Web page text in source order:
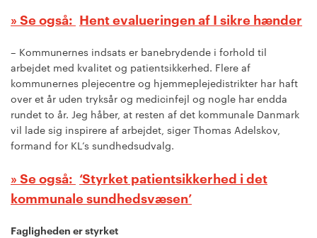
Hent evalueringen af I sikre hænder
– Kommunernes indsats er banebrydende i forhold til
arbejdet med kvalitet og patientsikkerhed. Flere af
kommunernes plejecentre og hjemmeplejedistrikter har haft
over et år uden tryksår og medicinfejl og nogle har endda
rundet to år. Jeg håber, at resten af det kommunale Danmark
vil lade sig inspirere af arbejdet, siger Thomas Adelskov,
formand for KL’s sundhedsudvalg.
‘Styrket patientsikkerhed i det
kommunale sundhedsvæsen’
Fagligheden er styrket